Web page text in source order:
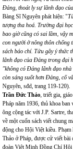
Đảng, thoát ly sự lãnh đạo
Bàng Sĩ Nguyên phát hiện: "
tượng tha hoá. Trường đại
bao giờ cũng có sai lầm, vậy
con người ở nông thôn chống
sách báo chí. Tửu gây ý thức
lãnh đạo của Đảng trong đại
"không có Đảng lãnh đạo
còn sáng suốt hơn Đảng, cố
Nguyên, sđd, trang 119-120).
Trần Đức Thảo, triết gia,
Pháp năm 1936, thủ khoa
ông cộng tác với J.P. Sartre,
về một cuốn sách viết chung
động cho Hội Việt kiều.
Thảo ở Pháp, được cử viết
đoàn Việt Minh Đồng Chí Hội